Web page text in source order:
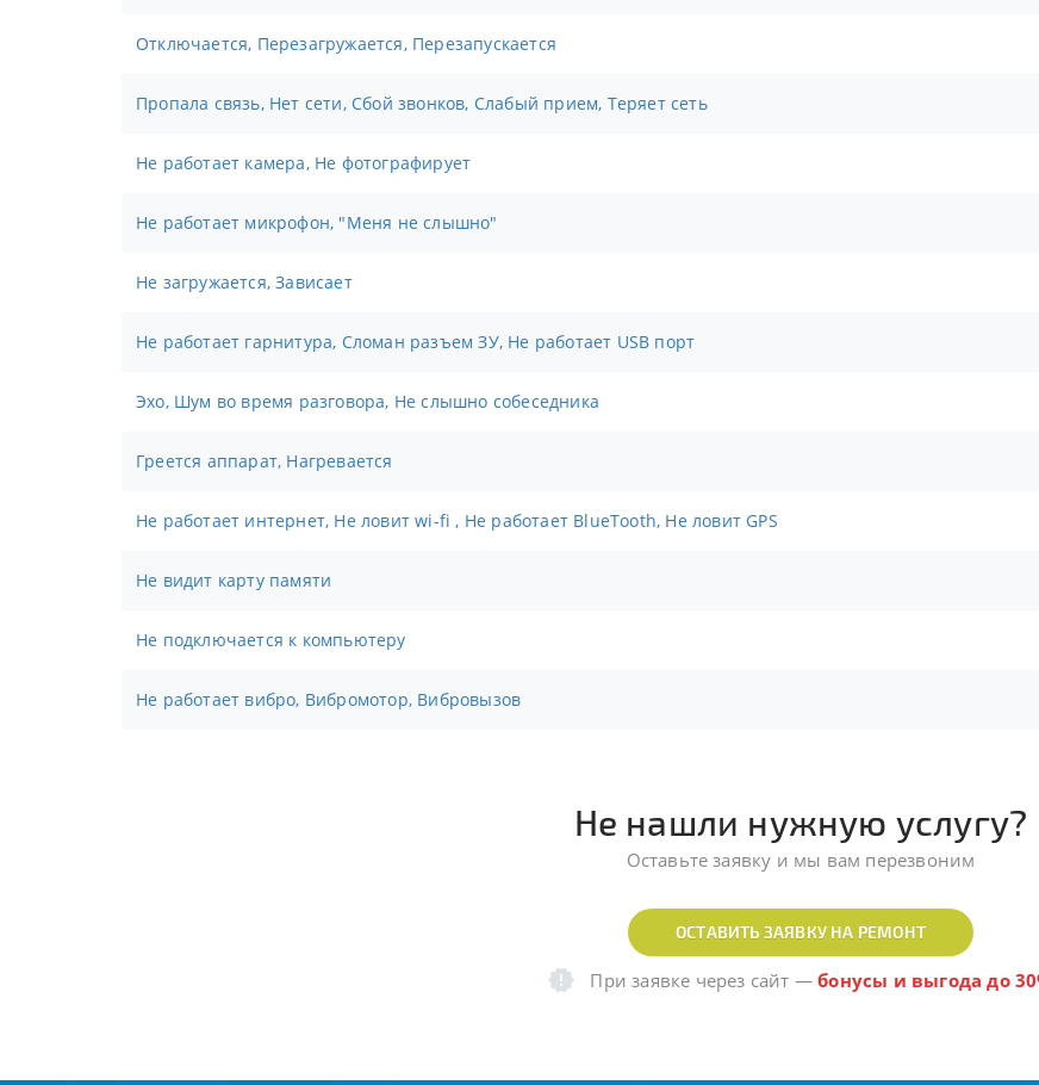
Отключается, Перезагружается, Перезапускается
Пропала связь, Нет сети, Сбой звонков, Слабый прием, Теряет сеть
Не работает камера, Не фотографирует
Не работает микрофон, "Меня не слышно"
Не загружается, Зависает
Не работает гарнитура, Сломан разъем ЗУ, Не работает USB порт
Эхо, Шум во время разговора, Не слышно собеседника
Греется аппарат, Нагревается
Не работает интернет, Не ловит wi-fi , Не работает BlueTooth, Не ловит GPS
Не видит карту памяти
Не подключается к компьютеру
Не работает вибро, Вибромотор, Вибровызов
Не нашли нужную услугу?
Оставьте заявку и мы вам перезвоним
ОСТАВИТЬ ЗАЯВКУ НА РЕМОНТ
При заявке через сайт —бонусы и выгода до